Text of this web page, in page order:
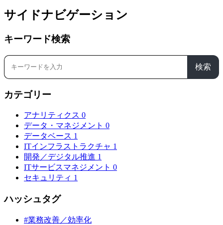
サイドナビゲーション
キーワード検索
検索
カテゴリー
アナリティクス 0
データ・マネジメント 0
データベース 1
ITインフラストラクチャ 1
開発／デジタル推進 1
ITサービスマネジメント 0
セキュリティ 1
ハッシュタグ
#業務改善／効率化